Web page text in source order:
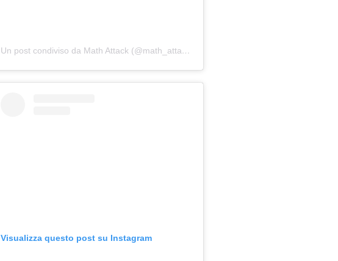
Un post condiviso da Math Attack (@math_attack_)
Visualizza questo post su Instagram